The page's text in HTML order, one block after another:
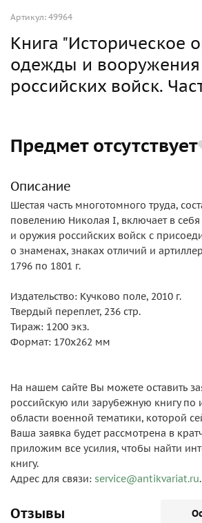
Артикул: 49964
Книга "Историческое
одежды и вооружения
российских войск.
Предмет отсутствует
Описание
Шестая часть многотомного труда,
повелению Николая I, включает в
и оружия российских войск с
о знаменах, знаках отличий и
1796 по 1801 г.
Издательство: Кучково поле, 2010 г.
Твердый переплет, 236 стр.
Тираж: 1200 экз.
Формат: 170х262 мм
На нашем сайте Вы можете оставить
российскую или зарубежную книгу по
области военной тематики, которой
Ваша заявка будет рассмотрена в
приложим все усилия, чтобы найти
книгу.
Адрес для связи: service@antikvariat.ru.
Отзывы